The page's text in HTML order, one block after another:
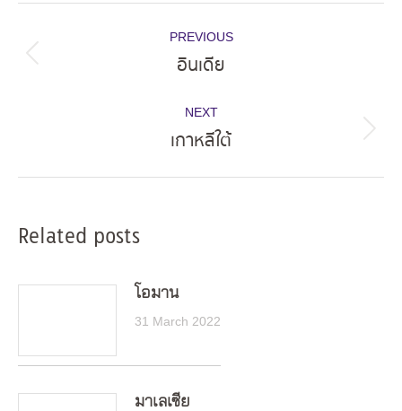
navigation
PREVIOUS
Previous
อินเดีย
NEXT
Next
เกาหลีใต้
Related posts
โอมาน
31 March 2022
มาเลเซีย